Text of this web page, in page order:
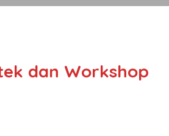
dan Workshop